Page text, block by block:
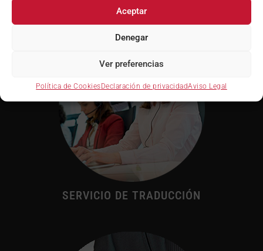
Aceptar
Denegar
Ver preferencias
Política de CookiesDeclaración de privacidadAviso Legal
SERVICIO DE TRADUCCIÓN